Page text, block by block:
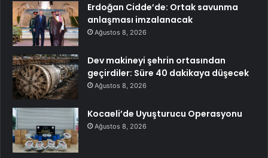
Erdoğan Cidde’de: Ortak savunma
anlaşması imzalanacak
Ağustos 8, 2026
Dev makineyi şehrin ortasından
geçirdiler: Süre 40 dakikaya düşecek
Ağustos 8, 2026
Kocaeli’de Uyuşturucu Operasyonu
Ağustos 8, 2026